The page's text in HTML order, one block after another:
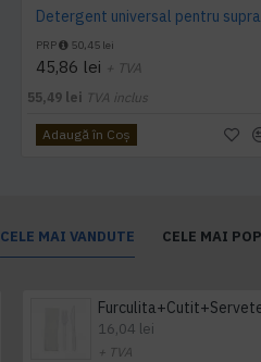
PRP 50,45 lei
45,86 lei + TVA
55,49 lei TVA inclus
Adaugă în Coş
CELE MAI VANDUTE CELE MAI
16,04 lei
+ TVA